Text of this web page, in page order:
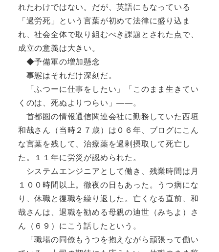
れたわけではない。だが、英語にもなっている
「過労死」という言葉が初めて法律に盛り込ま
れ、社会全体で取り組むべき課題とされた点で、
成立の意義は大きい。
◆予備軍の増加懸念
事態はそれだけ深刻だ。
「ふつーに仕事をしたい」「このまま生きてい
くのは、死ぬよりつらい」――。
首都圏の情報通信関連会社に勤務していた西垣
和哉さん（当時２７歳）は０６年、ブログにこん
な言葉を残して、治療薬を過剰摂取して死亡し
た。１１年に労災が認められた。
システムエンジニアとして働き、残業時間は月
１００時間以上。徹夜の日もあった。うつ病にな
り、休職と復職を繰り返した。亡くなる直前、和
哉さんは、退職を勧める母親の迪世（みちよ）さ
ん（６９）にこう話したという。
「職場の同僚もうつを抱えながら頑張って働い